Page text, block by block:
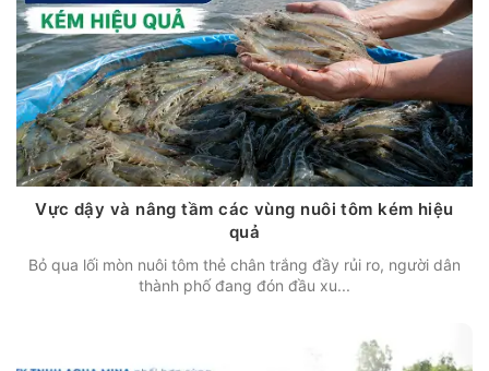
Vực dậy và nâng tầm các vùng nuôi tôm kém hiệu
quả
Bỏ qua lối mòn nuôi tôm thẻ chân trắng đầy rủi ro, người dân
thành phố đang đón đầu xu...